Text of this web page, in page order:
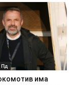
има